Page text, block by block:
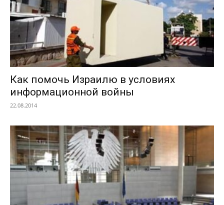
Как помочь Израилю в условиях
информационной войны
22.08.2014